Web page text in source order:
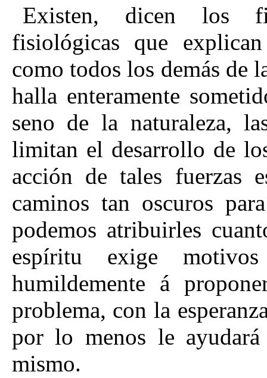
Existen, dicen los
fisiológicas que
como todos los demás de
halla enteramente
seno de la naturaleza,
limitan el desarrollo de
acción de tales fuerzas
caminos tan oscuros
podemos atribuirles
espíritu exige
humildemente á
problema, con la
por lo menos le
mismo.